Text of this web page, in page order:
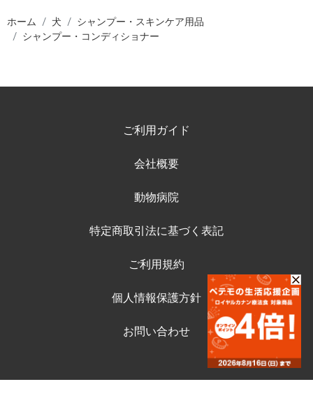
ホーム 犬
シャンプー・スキンケア用品
シャンプー・コンディショナー
ご利用ガイド
会社概要
動物病院
特定商取引法に基づく表記
ご利用規約
個人情報保護方針
お問い合わせ